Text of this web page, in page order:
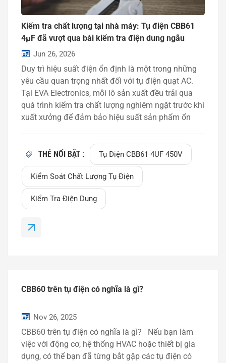
Kiểm tra chất lượng tại nhà máy: Tụ điện CBB61
4μF đã vượt qua bài kiểm tra điện dung ngẫu
nhiên.Jun 26, 2026
Duy trì hiệu suất điện ổn định là một trong những
yêu cầu quan trọng nhất đối với tụ điện quạt AC.
Tại EVA Electronics, mỗi lô sản xuất đều trải qua
quá trình kiểm tra chất lượng nghiêm ngặt trước khi
xuất xưởng để đảm bảo hiệu suất sản phẩm ổn
chất lượng của chúng tôi đã tiến hành kiểm tra
ngẫu nhiên một đơn đặt hàng sản xuất hàng loạt
tụ điện CBB61 4μF. Sử dụng thiết bị đo điện dung
kỹ thuật số chuyên nghiệp, các mẫu được chọn đã
được kiểm tra theo quy trình kiểm soát chất lượng
của nhà máy chúng tôi.Kết quả kiểm tra ngẫu
như sau:Mã sản phẩm: Tụ điện CBB61Điện dung
THẺ NỔI BẬT : Tụ Điện CBB61 4UF 450V
Kiểm Soát Chất Lượng Tụ Điện
Kiểm Tra Điện Dung
CBB60 trên tụ điện có nghĩa là gì?
Nov 26, 2025
CBB60 trên tụ điện có nghĩa là gì? Nếu bạn làm
việc với động cơ, hệ thống HVAC hoặc thiết bị gia
dụng, có thể bạn đã từng bắt gặp các tụ điện có